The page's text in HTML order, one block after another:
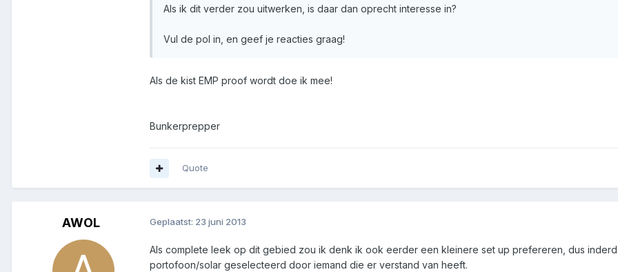
Als ik dit verder zou uitwerken, is daar dan oprecht interesse in?
Vul de pol in, en geef je reacties graag!
Als de kist EMP proof wordt doe ik mee!
Bunkerprepper
Quote
AWOL Geplaatst: 23 juni 2013
Als complete leek op dit gebied zou ik denk ik ook eerder een kleinere set up prefereren, dus
portofoon/solar geselecteerd door iemand die er verstand van heeft.